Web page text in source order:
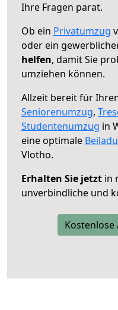
Ihre Fragen parat.
Ob ein Privatumzug
oder ein
helfen, damit Sie
umziehen können.
Allzeit bereit für
Seniorenumzug,
Studentenumzug in
eine optimale
Vlotho.
Erhalten Sie jetzt in
unverbindliche und